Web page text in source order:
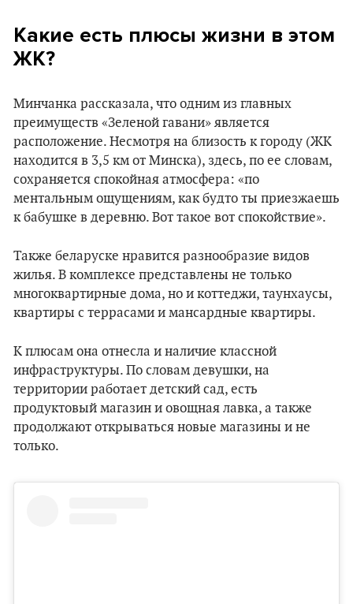
Какие есть плюсы жизни в этом
ЖК?
Минчанка рассказала, что одним из главных
преимуществ «Зеленой гавани» является
расположение. Несмотря на близость к городу (ЖК
находится в 3,5 км от Минска), здесь, по ее словам,
сохраняется спокойная атмосфера: «по
ментальным ощущениям, как будто ты приезжаешь
к бабушке в деревню. Вот такое вот спокойствие».
Также беларуске нравится разнообразие видов
жилья. В комплексе представлены не только
многоквартирные дома, но и коттеджи, таунхаусы,
квартиры с террасами и мансардные квартиры.
К плюсам она отнесла и наличие классной
инфраструктуры. По словам девушки, на
территории работает детский сад, есть
продуктовый магазин и овощная лавка, а также
продолжают открываться новые магазины и не
только.